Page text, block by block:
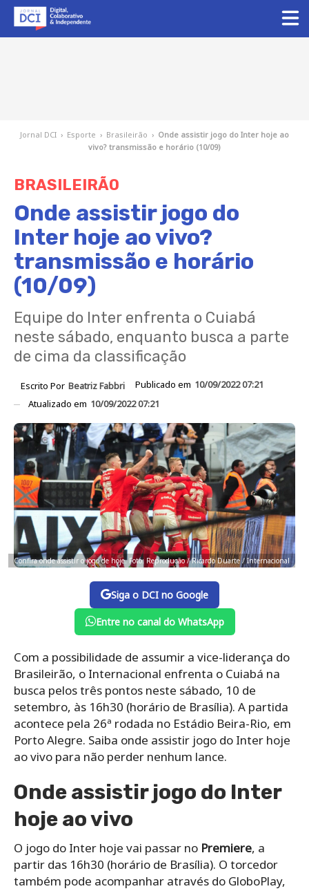
Jornal DCI › Esporte › Brasileirão › Onde assistir jogo do Inter hoje ao
vivo? transmissão e horário (10/09)
BRASILEIRÃO
Onde assistir jogo do
Inter hoje ao vivo?
transmissão e horário
(10/09)
Equipe do Inter enfrenta o Cuiabá
neste sábado, enquanto busca a parte
de cima da classificação
Escrito Por Beatriz Fabbri Publicado em 10/09/2022 07:21
Atualizado em 10/09/2022 07:21
Confira onde assistir o jogo de hoje. Foto: Reprodução / Ricardo Duarte / Internacional
Siga o DCI no Google
Entre no canal do WhatsApp
Com a possibilidade de assumir a vice-liderança do
Brasileirão, o Internacional enfrenta o Cuiabá na
busca pelos três pontos neste sábado, 10 de
setembro, às 16h30 (horário de Brasília). A partida
acontece pela 26ª rodada no Estádio Beira-Rio, em
Porto Alegre. Saiba onde assistir jogo do Inter hoje
ao vivo para não perder nenhum lance.
Onde assistir jogo do Inter
hoje ao vivo
O jogo do Inter hoje vai passar no Premiere, a
partir das 16h30 (horário de Brasília). O torcedor
também pode acompanhar através do GloboPlay,